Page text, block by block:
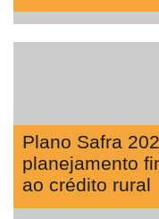
Plano Safra
planejamento
ao crédito rural